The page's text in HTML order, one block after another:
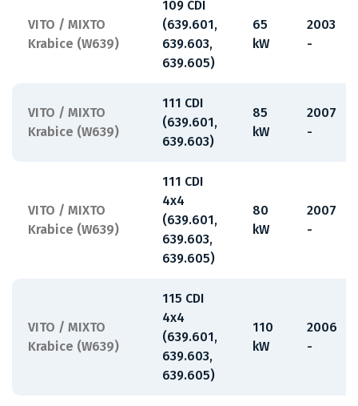
VITO / MIXTO
Krabice (W639)
109 CDI
(639.601,
639.603,
639.605)
65
kW
2003
-
VITO / MIXTO
Krabice (W639)
111 CDI
(639.601,
639.603)
85
kW
2007
-
VITO / MIXTO
Krabice (W639)
111 CDI
4x4
(639.601,
639.603,
639.605)
80
kW
2007
-
VITO / MIXTO
Krabice (W639)
115 CDI
4x4
(639.601,
639.603,
639.605)
110
kW
2006
-